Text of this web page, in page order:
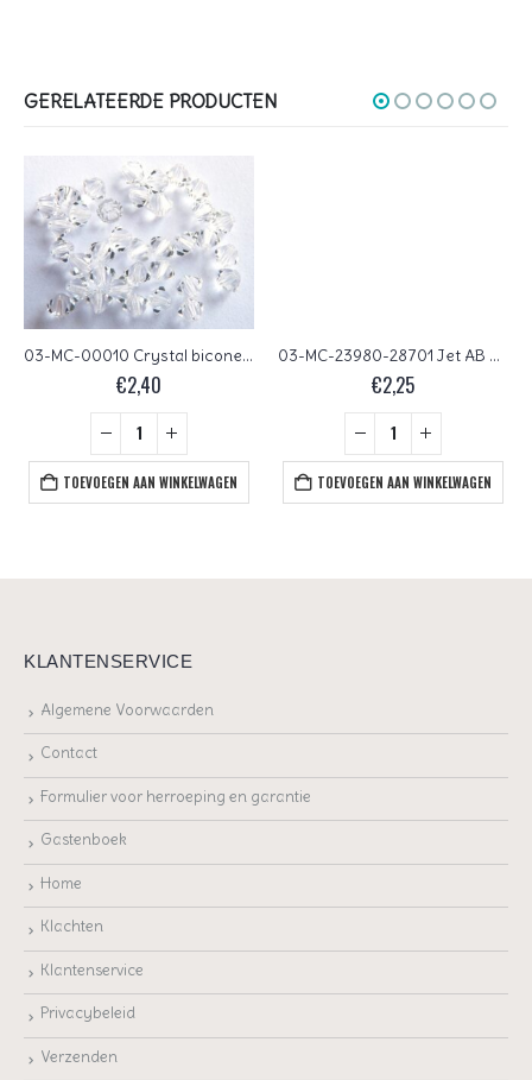
GERELATEERDE PRODUCTEN
03-MC-00010 Crystal bicones 3 mm 50 stuks
€2,40
TOEVOEGEN AAN WINKELWAGEN
03-MC-23980-28701 Jet AB bicones 3 mm 50 stuks
€2,25
TOEVOEGEN AAN WINKELWAGEN
KLANTENSERVICE
Algemene Voorwaarden
Contact
Formulier voor herroeping en garantie
Gastenboek
Home
Klachten
Klantenservice
Privacybeleid
Verzenden